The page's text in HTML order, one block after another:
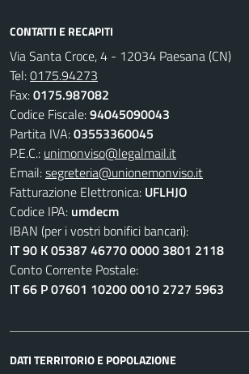
CONTATTI E RECAPITI
Via Santa Croce, 4 - 12034 Paesana (CN)
Tel:0175.94273
Fax:0175.987082
Codice Fiscale:94045090043
Partita IVA:03553360045
P.E.C.: unimonviso@legalmail.it
Email:segreteria@unionemonviso.it
Fatturazione Elettronica: UFLHJO
Codice IPA: umdecm
IBAN (per i vostri bonifici bancari):
IT 90 K 05387 46770 0000 3801 2118
Conto Corrente Postale:
IT 66 P 07601 10200 0010 2727 5963
DATI TERRITORIO E POPOLAZIONE